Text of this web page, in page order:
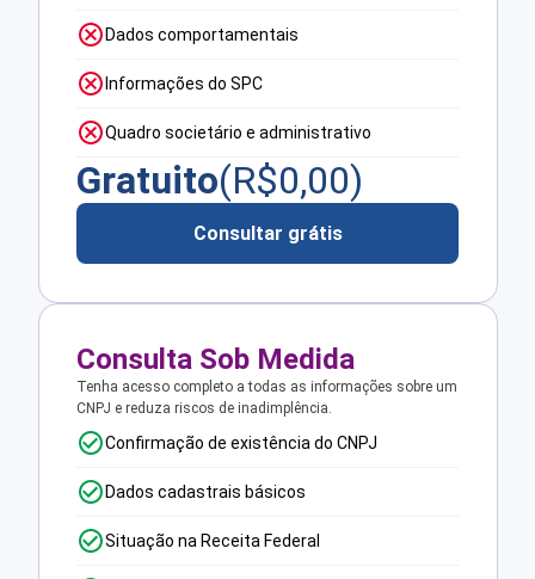
Dados comportamentais
Informações do SPC
Quadro societário e administrativo
Gratuito(R$0,00)
Consultar grátis
Consulta Sob Medida
Tenha acesso completo a todas as informações sobre um
CNPJ e reduza riscos de inadimplência.
Confirmação de existência do CNPJ
Dados cadastrais básicos
Situação na Receita Federal